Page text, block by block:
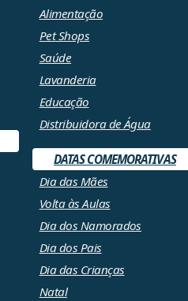
Alimentação
Pet Shops
Saúde
Lavanderia
Educação
Distribuidora de Água
DATAS COMEMORATIVAS
Dia das Mães
Volta às Aulas
Dia dos Namorados
Dia dos Pais
Dia das Crianças
Natal